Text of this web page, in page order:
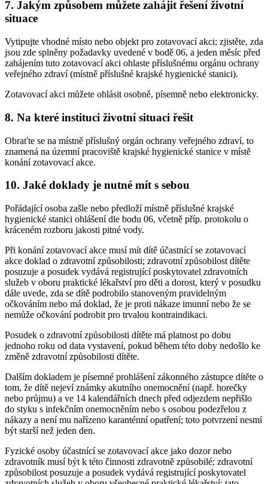
7. Jakým způsobem můžete zahájit řešení životní
situace
Vytipujte vhodné místo nebo objekt pro zotavovací akci; zjistěte, zda
jsou zde splněny požadavky uvedené v bodě 06, a jeden měsíc před
zahájením tuto zotavovací akci ohlaste příslušnému orgánu ochrany
veřejného zdraví (místně příslušné krajské hygienické stanici).
Zotavovací akci můžete ohlásit osobně, písemně nebo elektronicky.
8. Na které instituci životní situaci řešit
Obraťte se na místně příslušný orgán ochrany veřejného zdraví, to
znamená na územní pracoviště krajské hygienické stanice v místě
konání zotavovací akce.
10. Jaké doklady je nutné mít s sebou
Pořádající osoba zašle nebo předloží místně příslušné krajské
hygienické stanici ohlášení dle bodu 06, včetně příp. protokolu o
kráceném rozboru jakosti pitné vody.
Při konání zotavovací akce musí mít dítě účastnící se zotavovací
akce doklad o zdravotní způsobilosti; zdravotní způsobilost dítěte
posuzuje a posudek vydává registrující poskytovatel zdravotních
služeb v oboru praktické lékařství pro děti a dorost, který v posudku
dále uvede, zda se dítě podrobilo stanoveným pravidelným
očkováním nebo má doklad, že je proti nákaze imunní nebo že se
nemůže očkování podrobit pro trvalou kontraindikaci.
Posudek o zdravotní způsobilosti dítěte má platnost po dobu
jednoho roku od data vystavení, pokud během této doby nedošlo ke
změně zdravotní způsobilosti dítěte.
Dalším dokladem je písemné prohlášení zákonného zástupce dítěte o
tom, že dítě nejeví známky akutního onemocnění (např. horečky
nebo průjmu) a ve 14 kalendářních dnech před odjezdem nepřišlo
do styku s infekčním onemocněním nebo s osobou podezřelou z
nákazy a není mu nařízeno karanténní opatření; toto potvrzení nesmí
být starší než jeden den.
Fyzické osoby účastnící se zotavovací akce jako dozor nebo
zdravotník musí být k této činnosti zdravotně způsobilé; zdravotní
způsobilost posuzuje a posudek vydává registrující poskytovatel